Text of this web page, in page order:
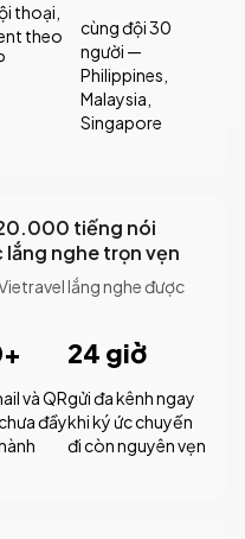
thoại,
theo
cùng đội 30
người —
Philippines,
Malaysia,
Singapore
tiếng nói
lắng nghe trọn vẹn
lắng nghe được
và QR
đầy
24 giờ
gửi đa kênh ngay
khi ký ức chuyến
đi còn nguyên vẹn